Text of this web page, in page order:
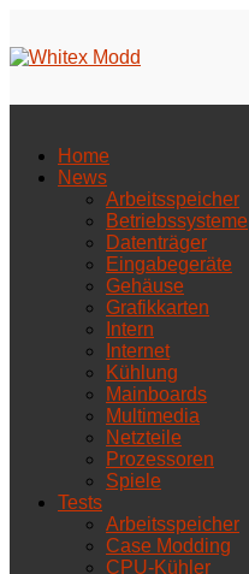
Home
News
Arbeitsspeicher
Betriebssysteme
Datenträger
Eingabegeräte
Gehäuse
Grafikkarten
Intern
Internet
Kühlung
Mainboards
Multimedia
Netzteile
Prozessoren
Spiele
Tests
Arbeitsspeicher
Case Modding
CPU-Kühler